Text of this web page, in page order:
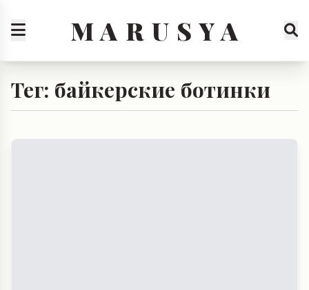
M A R U S Y A
Тег: байкерские ботинки